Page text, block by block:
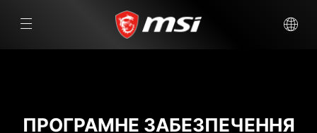
ПРОГРАМНЕ ЗАБЕЗПЕЧЕННЯ